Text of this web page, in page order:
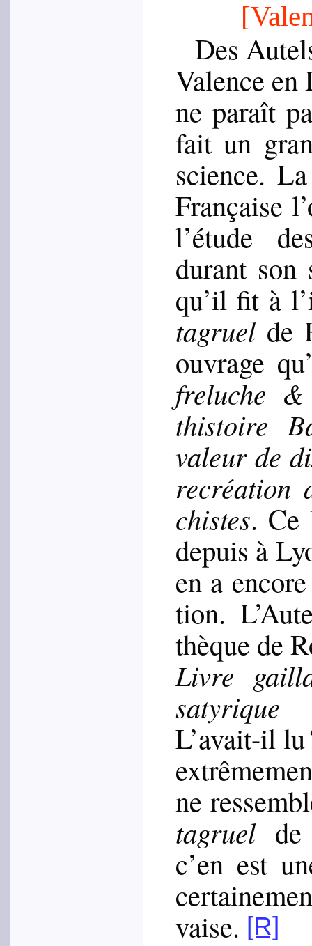
Des
Valence en
ne paraît
fait un
science.
Fran­çaise
l’étude
durant son
qu’il fit à
ta­gruelde
ouvrage
fre­luche
this­toire
valeur de
recré­a­tion
chistes. Ce
depuis à
en a
tion.
thèque de
Livre
saty­rique
L’avait-il lu
ne
ta­gruelde
c’en est
vaise. [R]